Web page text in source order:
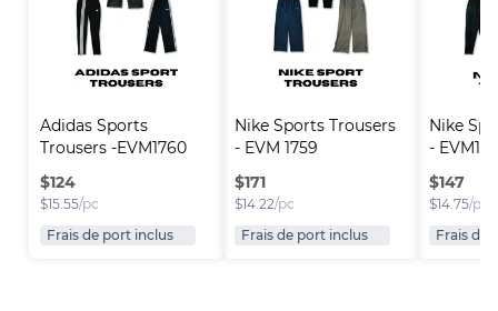
Adidas Sports
Trousers -EVM1760
$124
$15.55/pc
Frais de port inclus
Nike Sports Trousers
- EVM 1759
$171
$14.22/pc
Frais de port inclus
Nike
-
$147
$14.75/pc
Frais de